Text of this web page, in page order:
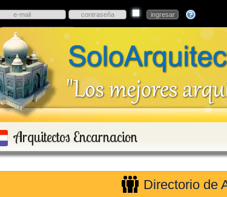
Arquitectos Encarnacion
Directorio de